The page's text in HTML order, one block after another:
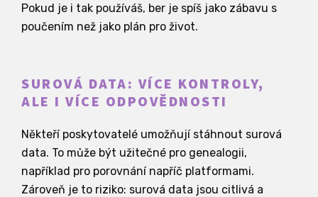
Pokud je i tak používáš, ber je spíš jako zábavu s
poučením než jako plán pro život.
SUROVÁ DATA: VÍCE KONTROLY,
ALE I VÍCE ODPOVĚDNOSTI
Někteří poskytovatelé umožňují stáhnout surová
data. To může být užitečné pro genealogii,
například pro porovnání napříč platformami.
Zároveň je to riziko: surová data jsou citlivá a